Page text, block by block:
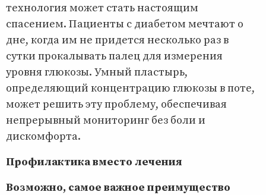
технология может стать настоящим
спасением. Пациенты с диабетом мечтают о
дне, когда им не придется несколько раз в
сутки прокалывать палец для измерения
уровня глюкозы. Умный пластырь,
определяющий концентрацию глюкозы в поте,
может решить эту проблему, обеспечивая
непрерывный мониторинг без боли и
дискомфорта.
Профилактика вместо лечения
Возможно, самое важное преимущество